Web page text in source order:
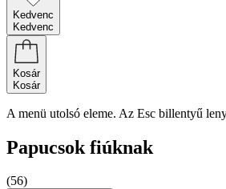
Kedvenc
Kedvenc
Kosár
Kosár
A menü utolsó eleme. Az Esc billentyű
Papucsok fiúknak
(56)